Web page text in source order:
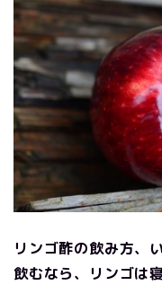
リンゴ酢の飲み方、
飲むなら、リンゴは